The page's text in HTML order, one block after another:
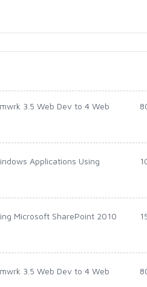
3.5 Web Dev to 4 Web
Applications Using
Microsoft SharePoint 2010
3.5 Web Dev to 4 Web